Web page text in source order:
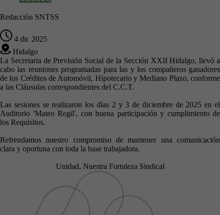
Redacción SNTSS
4 dic 2025
Hidalgo
La Secretaria de Previsión Social de la Sección XXII Hidalgo, llevó a
cabo las reuniones programadas para las y los compañeros ganadores
de los Créditos de Automóvil, Hipotecario y Mediano Plazo, conforme
a las Cláusulas correspondientes del C.C.T.
Las sesiones se realizaron los días 2 y 3 de diciembre de 2025 en el
Auditorio 'Mateo Regil', con buena participación y cumplimiento de
los Requisitos.
Refrendamos nuestro compromiso de mantener una comunicación
clara y oportuna con toda la base trabajadora.
Unidad, Nuestra Fortaleza Sindical